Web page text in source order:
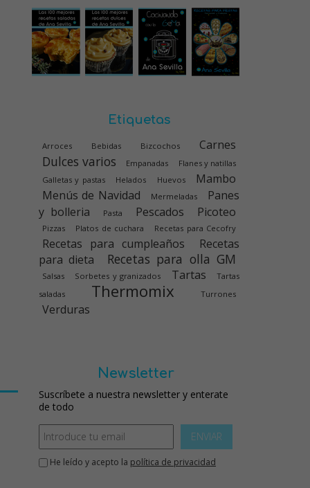
Etiquetas
Arroces Bebidas Bizcochos Carnes
Dulces varios Empanadas
Flanes y natillas
Galletas y pastas
Helados Huevos
Mambo
Menús de Navidad
Mermeladas
Panes
y bolleria
Pasta Pescados Picoteo
Pizzas Platos de cuchara Recetas para Cecofry
Recetas para cumpleaños
Recetas
para dieta
Recetas para olla GM
Salsas Sorbetes y granizados Tartas
Tartas
saladas
Thermomix Turrones
Verduras
Newsletter
Suscríbete a nuestra newsletter y enterate
de todo
ENVIAR
He leído y acepto la política de privacidad